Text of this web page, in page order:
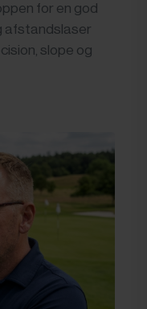
for en god
afstandslaser
slope og